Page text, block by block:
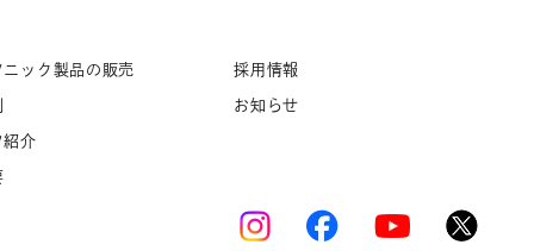
ニック製品の販売
紹介
採用情報
お知らせ